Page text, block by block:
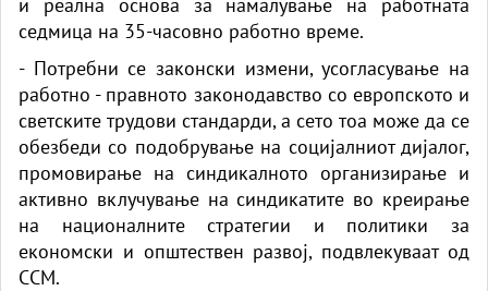
седмица на 35-часовно работно време.
- Потребни се законски измени, усогласување на
работно - правното законодавство со европското и
светските трудови стандарди, а сето тоа може да се
обезбеди со подобрување на социјалниот дијалог,
промовирање на синдикалното организирање и
активно вклучување на синдикатите во креирање
на националните стратегии и политики за
економски и општествен развој, подвлекуваат од
ССМ.